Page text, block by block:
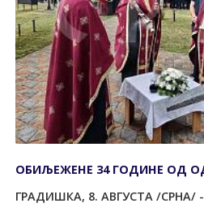
ОБИЉЕЖЕНЕ 34 ГОДИНЕ ОД
ГРАДИШКА, 8. АВГУСТА /СРНА/